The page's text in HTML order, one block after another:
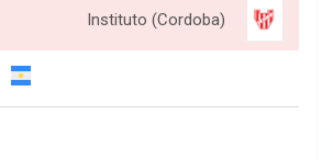
Instituto (Cordoba)